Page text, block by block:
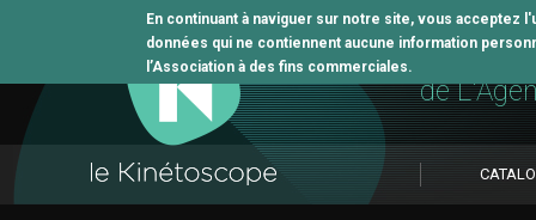
En continuant à naviguer sur notre site, vous
données qui ne contiennent aucune information
l’Association à des fins commerciales. L'outil
de